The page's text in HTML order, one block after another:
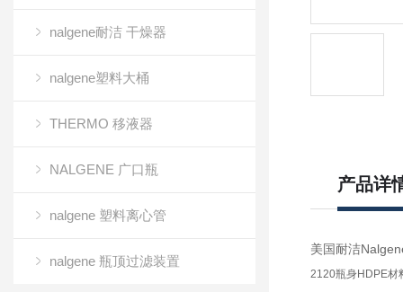
nalgene耐洁 干燥器
nalgene塑料大桶
THERMO 移液器
NALGENE 广口瓶
nalgene 塑料离心管
nalgene 瓶顶过滤装置
产品详
美国耐洁
2120瓶身HDPE材